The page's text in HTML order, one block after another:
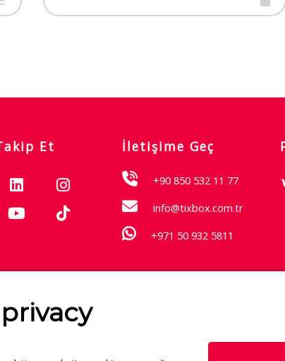
Et İletişime Geç
+90 850 532 11 77
info@tixbox.com.tr
+971 50 932 5811